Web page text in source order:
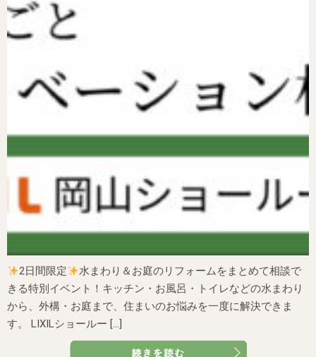
2日間限定
水まわり＆お庭のリフォームをまとめて相談で
きる特別イベント！キッチン・お風呂・トイレなどの水まわり
から、外構・お庭まで、住まいのお悩みを一度に解決できま
す。 LIXILショールー […]